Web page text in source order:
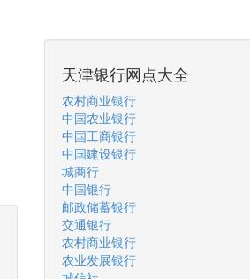
天津银行网点大全
农村商业银行
中国农业银行
中国工商银行
中国建设银行
城商行
中国银行
邮政储蓄银行
交通银行
农村商业银行
农业发展银行